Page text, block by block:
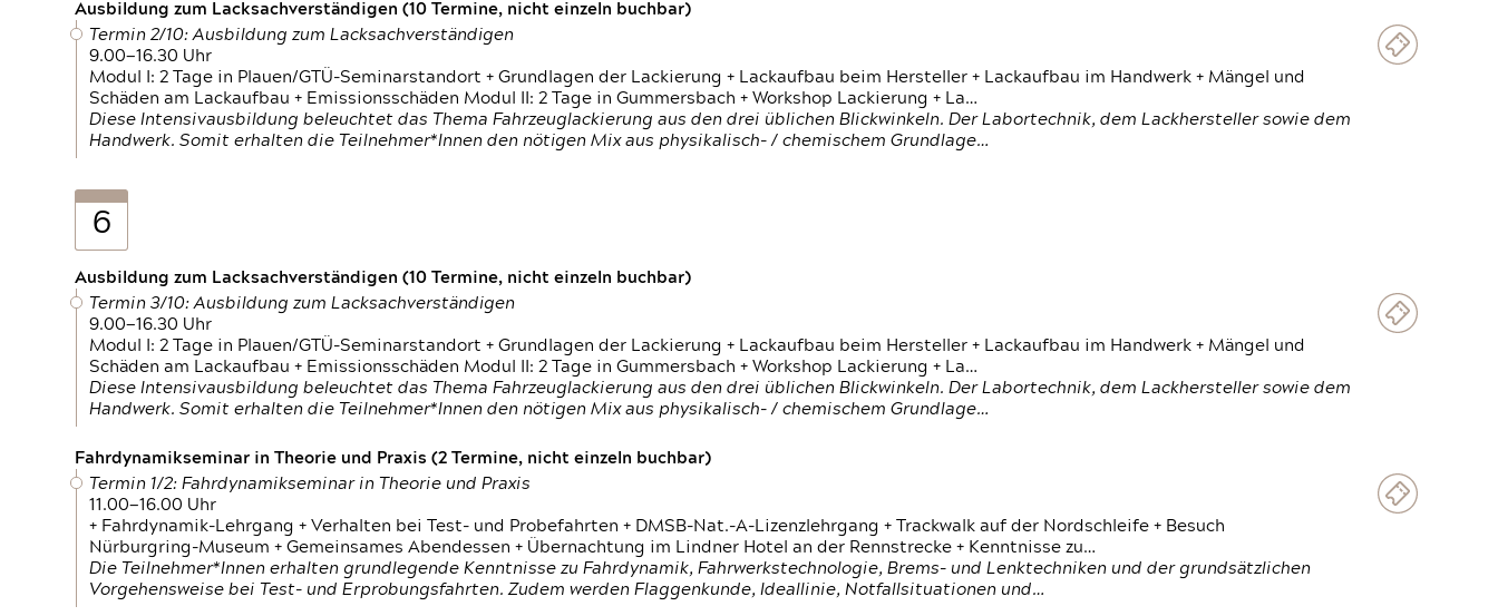
Ausbildung zum Lacksachverständigen (10 Termine, nicht einzeln buchbar)
Termin 2/10: Ausbildung zum Lacksachverständigen
9.00—16.30 Uhr
Modul I: 2 Tage in Plauen/GTÜ-Seminarstandort + Grundlagen der Lackierung + Lackaufbau beim Hersteller + Lackaufbau im Handwerk + Mängel und
Schäden am Lackaufbau + Emissionsschäden Modul II: 2 Tage in Gummersbach + Workshop Lackierung + La…
Diese Intensivausbildung beleuchtet das Thema Fahrzeuglackierung aus den drei üblichen Blickwinkeln. Der Labortechnik, dem Lackhersteller sowie dem
Handwerk. Somit erhalten die Teilnehmer*Innen den nötigen Mix aus physikalisch- / chemischem Grundlage…
6
Ausbildung zum Lacksachverständigen (10 Termine, nicht einzeln buchbar)
Termin 3/10: Ausbildung zum Lacksachverständigen
9.00—16.30 Uhr
Modul I: 2 Tage in Plauen/GTÜ-Seminarstandort + Grundlagen der Lackierung + Lackaufbau beim Hersteller + Lackaufbau im Handwerk + Mängel und
Schäden am Lackaufbau + Emissionsschäden Modul II: 2 Tage in Gummersbach + Workshop Lackierung + La…
Diese Intensivausbildung beleuchtet das Thema Fahrzeuglackierung aus den drei üblichen Blickwinkeln. Der Labortechnik, dem Lackhersteller sowie dem
Handwerk. Somit erhalten die Teilnehmer*Innen den nötigen Mix aus physikalisch- / chemischem Grundlage…
Fahrdynamikseminar in Theorie und Praxis (2 Termine, nicht einzeln buchbar)
Termin 1/2: Fahrdynamikseminar in Theorie und Praxis
11.00—16.00 Uhr
+ Fahrdynamik-Lehrgang + Verhalten bei Test- und Probefahrten + DMSB-Nat.-A-Lizenzlehrgang + Trackwalk auf der Nordschleife + Besuch
Nürburgring-Museum + Gemeinsames Abendessen + Übernachtung im Lindner Hotel an der Rennstrecke + Kenntnisse zu…
Die Teilnehmer*Innen erhalten grundlegende Kenntnisse zu Fahrdynamik, Fahrwerkstechnologie, Brems- und Lenktechniken und der grundsätzlichen
Vorgehensweise bei Test- und Erprobungsfahrten. Zudem werden Flaggenkunde, Ideallinie, Notfallsituationen und…